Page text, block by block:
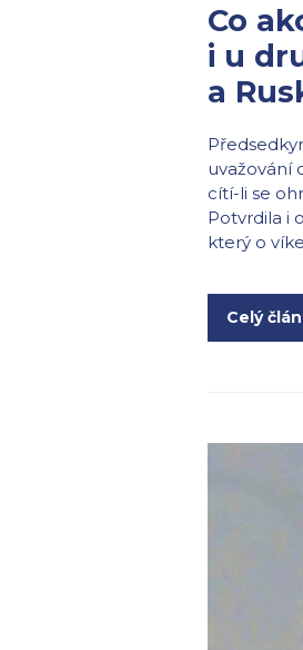
Co
i u
a
uvažování
cítí-li se
Potvrdila i
který o
Celý